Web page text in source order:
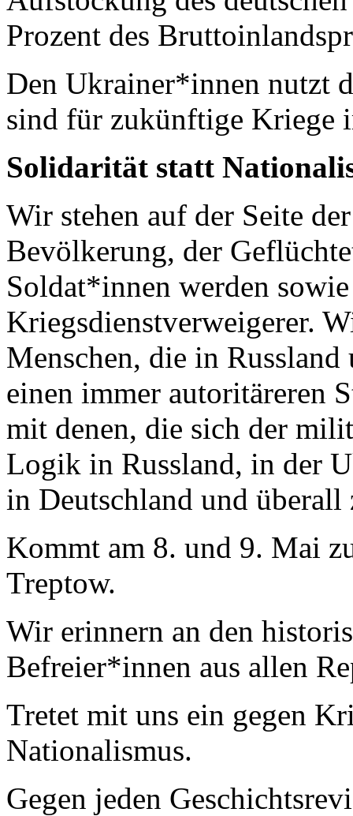
Prozent des
Den Ukrainer*innen nutzt
sind für zukünftige Kriege
Solidarität statt
Wir stehen auf der Seite
Bevölkerung, der
Soldat*innen werden
Kriegsdienstverweigerer.
Menschen, die in
einen immer autoritäreren
mit denen, die sich der
Logik in Russland, in der
in Deutschland und
Kommt am 8. und 9. Mai
Treptow.
Wir erinnern an den
Befreier*innen aus allen
Tretet mit uns ein gegen
Nationalismus.
Gegen jeden